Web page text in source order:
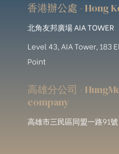
香港辦公處 - Hong
北角友邦廣場 AIA TOWER
Level 43, AIA Tower, 183
Point
高雄分公司 -
company
高雄市三民區同盟一路91號